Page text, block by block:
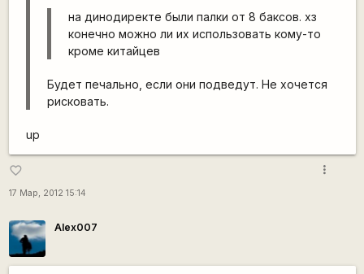
на динодиректе были палки от 8 баксов. хз
конечно можно ли их использовать кому-то
кроме китайцев
Будет печально, если они подведут. Не хочется
рисковать.
up
favorite_border
17 Мар, 2012 15:14
more_vert
Alex007